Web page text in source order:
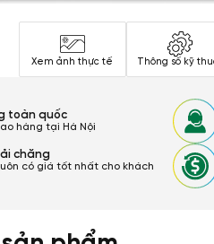
Xem ảnh thực tế Thông số kỹ
toàn quốc
hàng tại Hà Nội
chăng
có giá tốt nhất cho khách